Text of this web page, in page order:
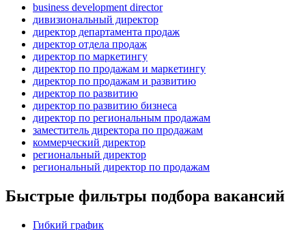
business development director
дивизиональный директор
директор департамента продаж
директор отдела продаж
директор по маркетингу
директор по продажам и маркетингу
директор по продажам и развитию
директор по развитию
директор по развитию бизнеса
директор по региональным продажам
заместитель директора по продажам
коммерческий директор
региональный директор
региональный директор по продажам
Быстрые фильтры подбора вакансий
Гибкий график